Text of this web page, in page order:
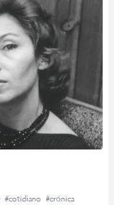
#cotidiano #crónica